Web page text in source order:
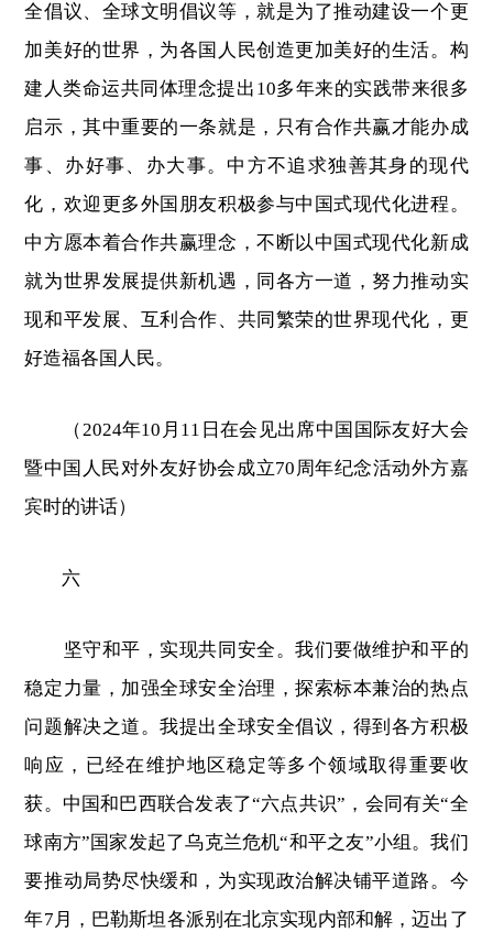
全倡议、全球文明倡议等，就是为了推动建设一个更
加美好的世界，为各国人民创造更加美好的生活。构
建人类命运共同体理念提出10多年来的实践带来很多
启示，其中重要的一条就是，只有合作共赢才能办成
事、办好事、办大事。中方不追求独善其身的现代
化，欢迎更多外国朋友积极参与中国式现代化进程。
中方愿本着合作共赢理念，不断以中国式现代化新成
就为世界发展提供新机遇，同各方一道，努力推动实
现和平发展、互利合作、共同繁荣的世界现代化，更
好造福各国人民。
（2024年10月11日在会见出席中国国际友好大会
暨中国人民对外友好协会成立70周年纪念活动外方嘉
宾时的讲话）
六
坚守和平，实现共同安全。我们要做维护和平的
稳定力量，加强全球安全治理，探索标本兼治的热点
问题解决之道。我提出全球安全倡议，得到各方积极
响应，已经在维护地区稳定等多个领域取得重要收
获。中国和巴西联合发表了“六点共识”，会同有关“全
球南方”国家发起了乌克兰危机“和平之友”小组。我们
要推动局势尽快缓和，为实现政治解决铺平道路。今
年7月，巴勒斯坦各派别在北京实现内部和解，迈出了